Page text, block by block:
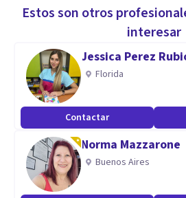
Estos son otros
interesar
Jessica Perez
Florida
Contactar
Norma Mazzarone
Buenos Aires